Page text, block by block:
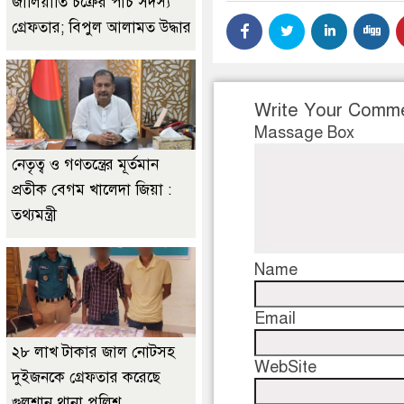
Write Your
Massage Box
Name
Email
WebSite
গ্রেফতার; বিপুল আলামত উদ্ধার
নেতৃত্ব ও গণতন্ত্রের মূর্তমান
প্রতীক বেগম খালেদা জিয়া :
তথ্যমন্ত্রী
২৮ লাখ টাকার জাল নোটসহ
দুইজনকে গ্রেফতার করেছে